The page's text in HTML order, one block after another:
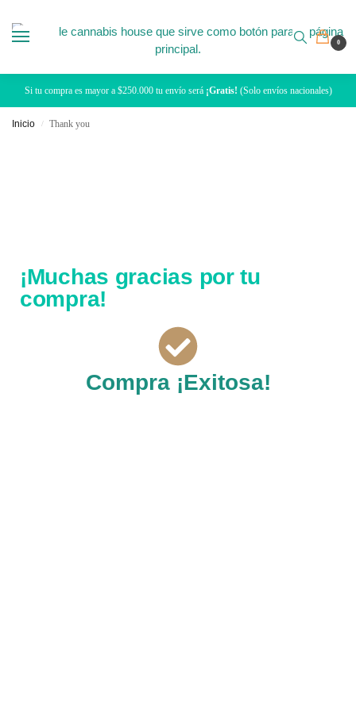
0
Si tu compra es mayor a $250.000 tu envío será ¡Gratis! (Solo envíos nacionales)
Inicio / Thank you
¡Muchas gracias por tu
compra!
Compra ¡Exitosa!